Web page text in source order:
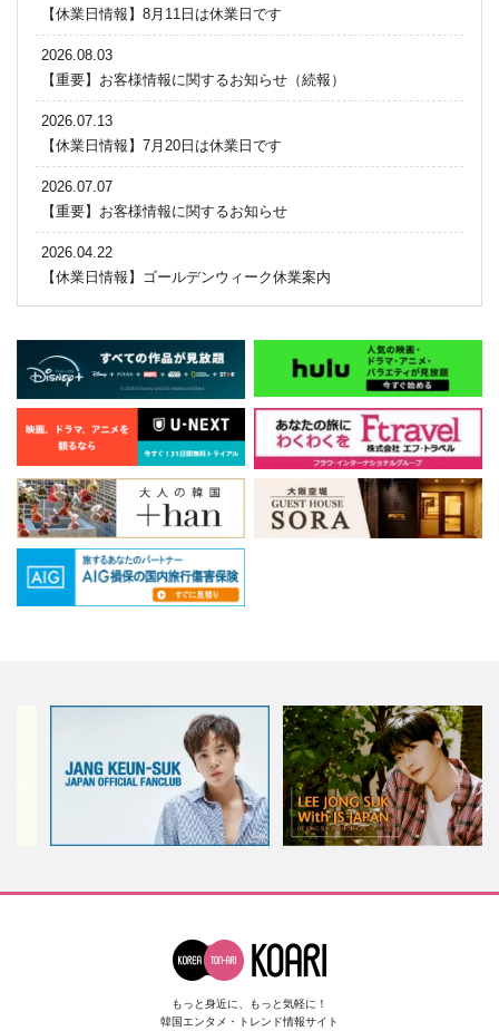
【休業日情報】8月11日は休業日です
2026.08.03
【重要】お客様情報に関するお知らせ（続報）
2026.07.13
【休業日情報】7月20日は休業日です
2026.07.07
【重要】お客様情報に関するお知らせ
2026.04.22
【休業日情報】ゴールデンウィーク休業案内
もっと身近に、もっと気軽に！
韓国エンタメ・トレンド情報サイト